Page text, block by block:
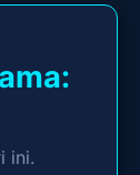
ini.